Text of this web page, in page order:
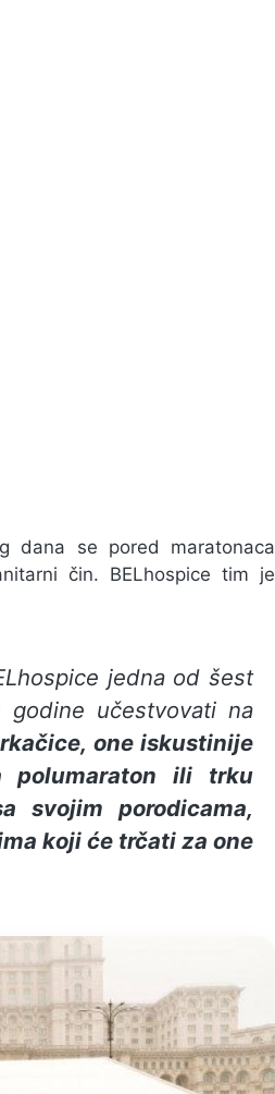
dana se pored maratonaca
čin. BELhospice tim je
jedna od šest
godine učestvovati na
one iskustinije
ili trku
svojim porodicama,
koji će trčati za one